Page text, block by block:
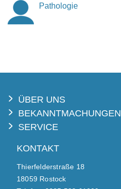
Pathologie
ÜBER UNS
BEKANNTMACHUNGEN
SERVICE
KONTAKT
Thierfelderstraße 18
18059 Rostock